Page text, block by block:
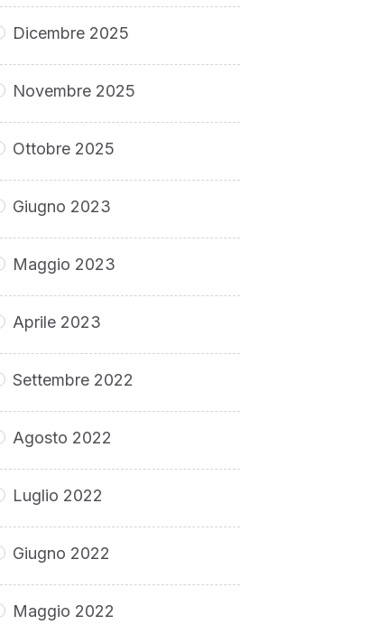
Dicembre 2025
Novembre 2025
Ottobre 2025
Giugno 2023
Maggio 2023
Aprile 2023
Settembre 2022
Agosto 2022
Luglio 2022
Giugno 2022
Maggio 2022